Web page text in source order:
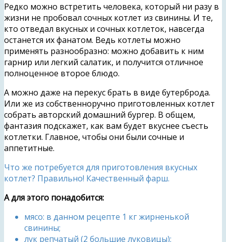
Редко можно встретить человека, который ни разу в
жизни не пробовал сочных котлет из свинины. И те,
кто отведал вкусных и сочных котлеток, навсегда
останется их фанатом. Ведь котлеты можно
применять разнообразно: можно добавить к ним
гарнир или легкий салатик, и получится отличное
полноценное второе блюдо.
А можно даже на перекус брать в виде бутерброда.
Или же из собственноручно приготовленных котлет
собрать авторский домашний бургер. В общем,
фантазия подскажет, как вам будет вкуснее съесть
котлетки. Главное, чтобы они были сочные и
аппетитные.
Что же потребуется для приготовления вкусных
котлет? Правильно! Качественный фарш.
А для этого понадобится:
мясо: в данном рецепте 1 кг жирненькой
свинины;
лук репчатый (2 большие луковицы);